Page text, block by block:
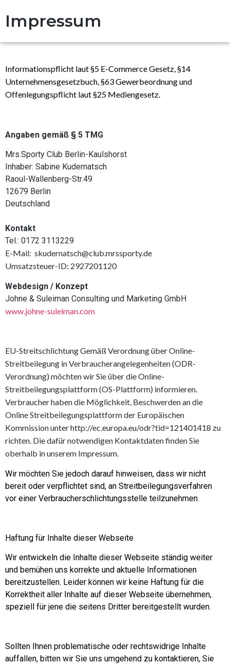
Impressum
Informationspflicht laut §5 E-Commerce Gesetz, §14
Unternehmensgesetzbuch, §63 Gewerbeordnung und
Offenlegungspflicht laut §25 Mediengesetz.
Angaben gemäß § 5 TMG
Mrs.Sporty Club Berlin-Kaulshorst
Inhaber: Sabine Kudernatsch
Raoul-Wallenberg-Str.49
12679 Berlin
Deutschland
Kontakt
Tel.: 0172 3113229
E-Mail: skudernatsch@club.mrssporty.de
Umsatzsteuer-ID: 2927201120
Webdesign / Konzept
Johne & Suleiman Consulting und Marketing GmbH
www.johne-suleiman.com
EU-Streitschlichtung Gemäß Verordnung über Online-
Streitbeilegung in Verbraucherangelegenheiten (ODR-
Verordnung) möchten wir Sie über die Online-
Streitbeilegungsplattform (OS-Plattform) informieren.
Verbraucher haben die Möglichkeit, Beschwerden an die
Online Streitbeilegungsplattform der Europäischen
Kommission unter http://ec.europa.eu/odr?tid=121401418 zu
richten. Die dafür notwendigen Kontaktdaten finden Sie
oberhalb in unserem Impressum.
Wir möchten Sie jedoch darauf hinweisen, dass wir nicht
bereit oder verpflichtet sind, an Streitbeilegungsverfahren
vor einer Verbraucherschlichtungsstelle teilzunehmen.
Haftung für Inhalte dieser Webseite
Wir entwickeln die Inhalte dieser Webseite ständig weiter
und bemühen uns korrekte und aktuelle Informationen
bereitzustellen. Leider können wir keine Haftung für die
Korrektheit aller Inhalte auf dieser Webseite übernehmen,
speziell für jene die seitens Dritter bereitgestellt wurden.
Sollten Ihnen problematische oder rechtswidrige Inhalte
auffallen, bitten wir Sie uns umgehend zu kontaktieren, Sie